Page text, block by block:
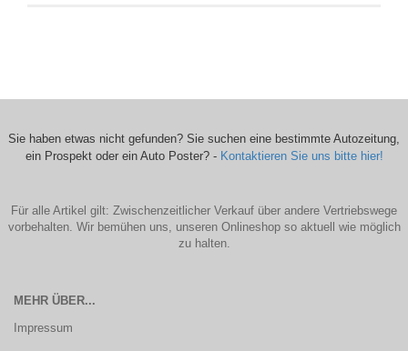
Sie haben etwas nicht gefunden? Sie suchen eine bestimmte Autozeitung,
ein Prospekt oder ein Auto Poster? - Kontaktieren Sie uns bitte hier!
Für alle Artikel gilt: Zwischenzeitlicher Verkauf über andere Vertriebswege
vorbehalten. Wir bemühen uns, unseren Onlineshop so aktuell wie möglich
zu halten.
MEHR ÜBER...
Impressum